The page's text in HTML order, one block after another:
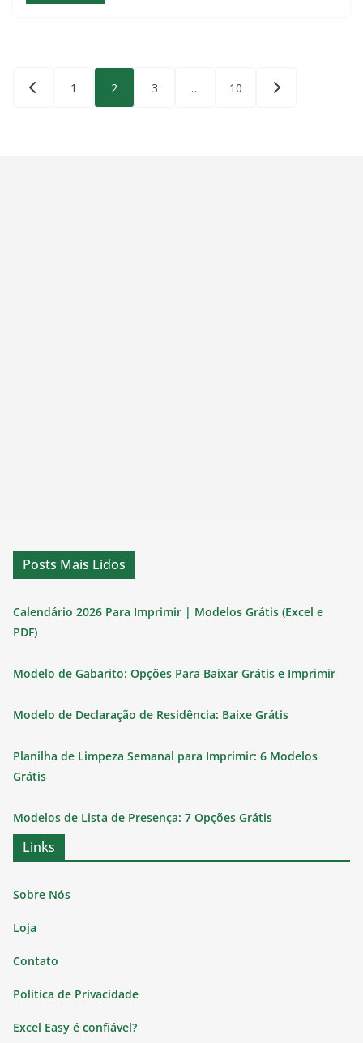
Paginação
1 2 3 … 10
Posts Mais Lidos
Calendário 2026 Para Imprimir | Modelos Grátis (Excel e
PDF)
Modelo de Gabarito: Opções Para Baixar Grátis e Imprimir
Modelo de Declaração de Residência: Baixe Grátis
Planilha de Limpeza Semanal para Imprimir: 6 Modelos
Grátis
Modelos de Lista de Presença: 7 Opções Grátis
Links
Sobre Nós
Loja
Contato
Política de Privacidade
Excel Easy é confiável?